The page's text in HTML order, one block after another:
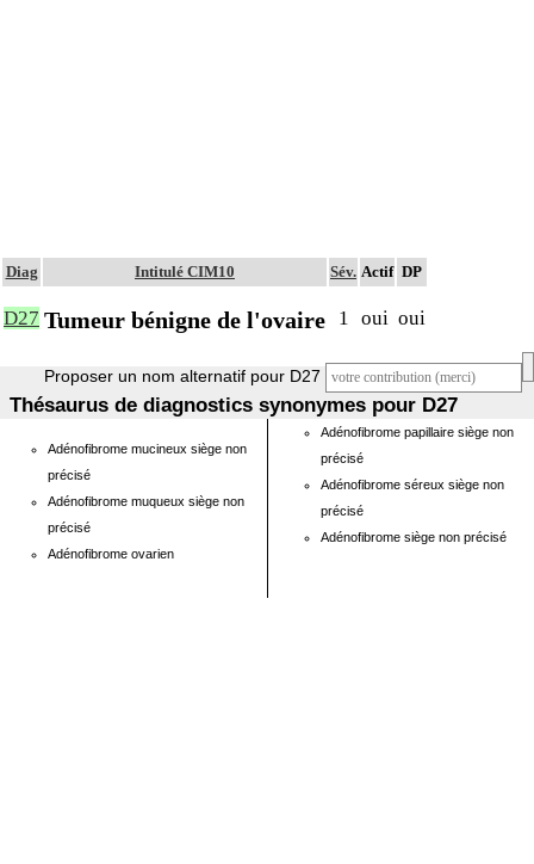
Diag Intitulé CIM10 Sév. Actif DP
D27 Tumeur bénigne de l'ovaire 1 oui oui
Proposer un nom alternatif pour D27
Thésaurus de diagnostics synonymes pour D27
Adénofibrome mucineux siège non
précisé
Adénofibrome muqueux siège non
précisé
Adénofibrome ovarien
Adénofibrome papillaire siège non
précisé
Adénofibrome séreux siège non
précisé
Adénofibrome siège non précisé